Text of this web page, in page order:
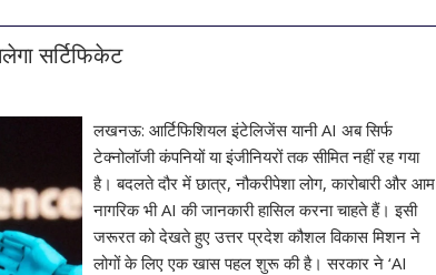
सर्टिफिकेट
लखनऊ: आर्टिफिशियल इंटेलिजेंस यानी AI अब सिर्फ
टेक्नोलॉजी कंपनियों या इंजीनियरों तक सीमित नहीं रह गया
है। बदलते दौर में छात्र, नौकरीपेशा लोग, कारोबारी और आम
नागरिक भी AI की जानकारी हासिल करना चाहते हैं। इसी
जरूरत को देखते हुए उत्तर प्रदेश कौशल विकास मिशन ने
लोगों के लिए एक खास पहल शुरू की है। सरकार ने ‘AI